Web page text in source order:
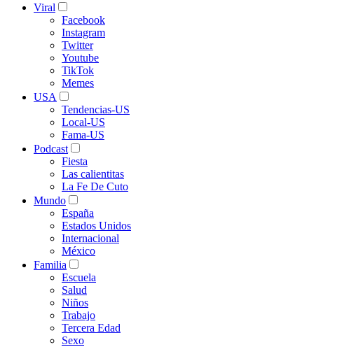
Viral
Facebook
Instagram
Twitter
Youtube
TikTok
Memes
USA
Tendencias-US
Local-US
Fama-US
Podcast
Fiesta
Las calientitas
La Fe De Cuto
Mundo
España
Estados Unidos
Internacional
México
Familia
Escuela
Salud
Niños
Trabajo
Tercera Edad
Sexo